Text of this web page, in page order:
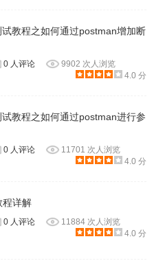
绍的是相当啰嗦，所以笔
入门功能就都提到了。稍后
教程之如何通过postman增加断
0 人评论
9902 次人浏览
4.0 分
教程之如何通过postman进行参
0 人评论
11701 次人浏览
4.0 分
程详解
0 人评论
11884 次人浏览
4.0 分